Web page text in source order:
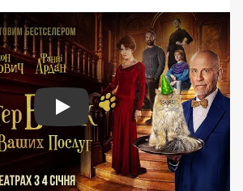
Play